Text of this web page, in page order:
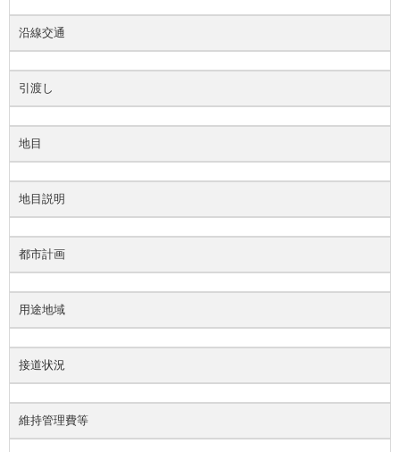
沿線交通
引渡し
地目
地目説明
都市計画
用途地域
接道状況
維持管理費等